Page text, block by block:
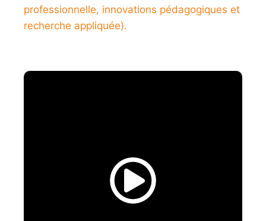
professionnelle, innovations pédagogiques et
recherche appliquée).